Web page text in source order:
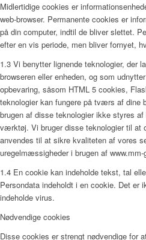
Midlertidige cookies er
web-browser. Permanente cookies er
på din computer, indtil de bliver slettet.
efter en vis periode, men bliver fornyet,
1.3 Vi benytter lignende teknologier, der
browseren eller enheden, og som
opbevaring, såsom HTML 5 cookies,
teknologier kan fungere på tværs af
brugen af disse teknologier ikke styres
værktøj. Vi bruger disse teknologier til at
anvendes til at sikre kvaliteten af vores
uregelmæssigheder i brugen af www.mm-
1.4 En cookie kan indeholde tekst, tal
Persondata indeholdt i en cookie. Det er
indeholde virus.
Nødvendige cookies
Disse cookies er strengt nødvendige for